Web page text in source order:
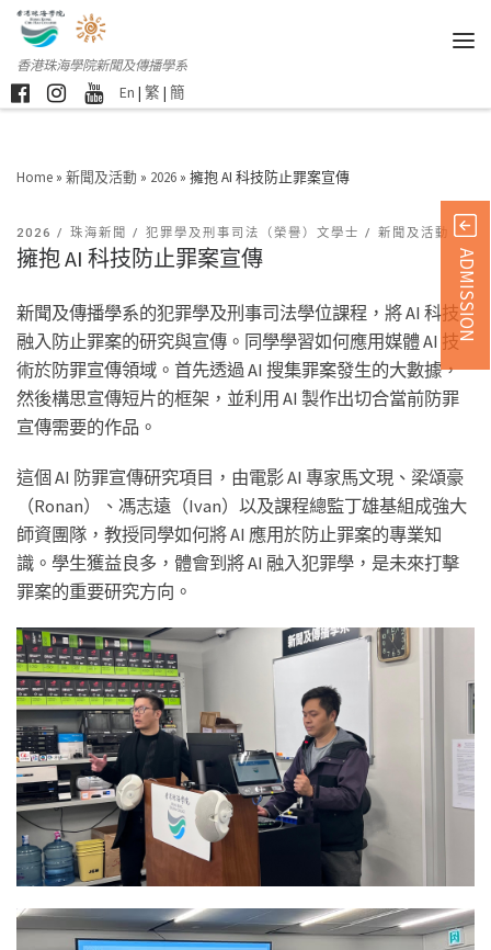
香港珠海學院新聞及傳播學系
En | 繁 | 簡
Home » 新聞及活動 » 2026 » 擁抱 AI 科技防止罪案宣傳
2026 珠海新聞 犯罪學及刑事司法（榮譽）文學士 新聞及活動
擁抱 AI 科技防止罪案宣傳
新聞及傳播學系的犯罪學及刑事司法學位課程，將 AI 科技
融入防止罪案的研究與宣傳。同學學習如何應用媒體 AI 技
術於防罪宣傳領域。首先透過 AI 搜集罪案發生的大數據，
然後構思宣傳短片的框架，並利用 AI 製作出切合當前防罪
宣傳需要的作品。
這個 AI 防罪宣傳研究項目，由電影 AI 專家馬文現、梁頌豪
（Ronan）、馮志遠（Ivan）以及課程總監丁雄基組成強大
師資團隊，教授同學如何將 AI 應用於防止罪案的專業知
識。學生獲益良多，體會到將 AI 融入犯罪學，是未來打擊
罪案的重要研究方向。
ADMISSION